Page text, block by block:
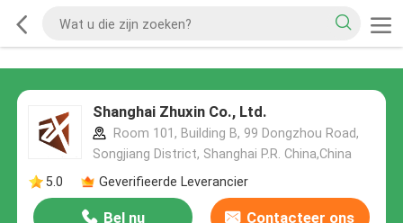
Shanghai Zhuxin Co., Ltd.
Room 101, Building B, 99 Dongzhou Road,
Songjiang District, Shanghai P.R. China,China
5.0
Geverifieerde Leverancier
Bel nu Contacteer ons